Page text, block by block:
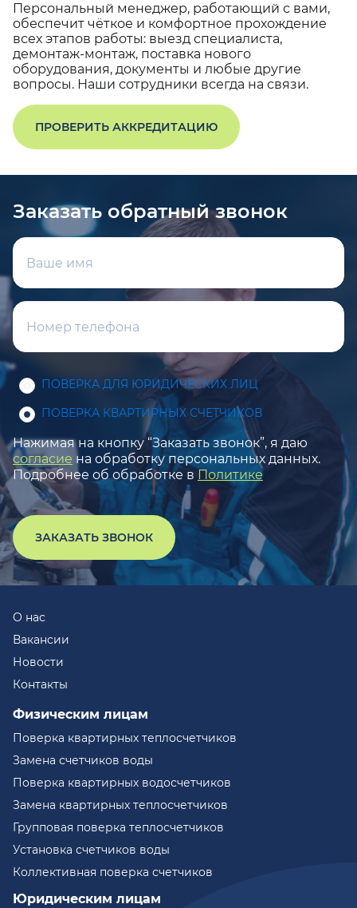
Персональный менеджер, работающий с вами,
обеспечит чёткое и комфортное прохождение
всех этапов работы: выезд специалиста,
демонтаж-монтаж, поставка нового
оборудования, документы и любые другие
вопросы. Наши сотрудники всегда на связи.
ПРОВЕРИТЬ АККРЕДИТАЦИЮ
Заказать обратный звонок
ПОВЕРКА ДЛЯ ЮРИДИЧЕСКИХ ЛИЦ
ПОВЕРКА КВАРТИРНЫХ СЧЕТЧИКОВ
Нажимая на кнопку “Заказать звонок”, я даю
согласие на обработку персональных данных.
Подробнее об обработке в Политике
ЗАКАЗАТЬ ЗВОНОК
О нас
Вакансии
Новости
Контакты
Физическим лицам
Поверка квартирных теплосчетчиков
Замена счетчиков воды
Поверка квартирных водосчетчиков
Замена квартирных теплосчетчиков
Групповая поверка теплосчетчиков
Установка счетчиков воды
Коллективная поверка счетчиков
Юридическим лицам